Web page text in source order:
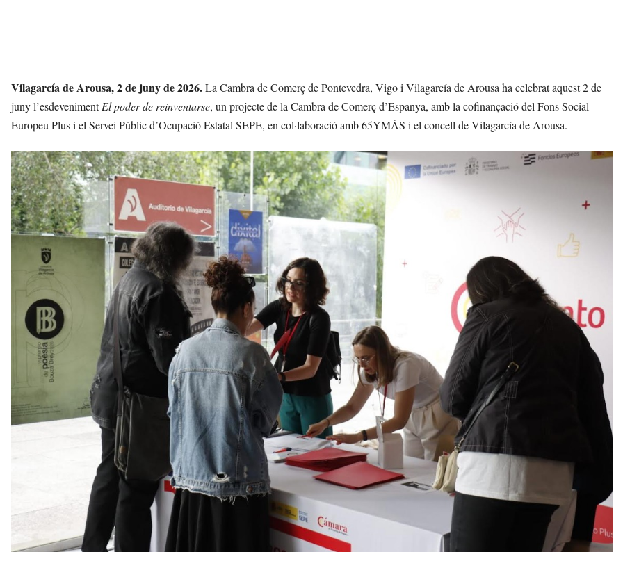
Vilagarcía de Arousa, 2 de juny de 2026.La Cambra de Comerç de Pontevedra, Vigo i Vilagarcía de Arousa ha celebrat aquest 2 de
juny l’esdevenimentEl poder de reinventarse, un projecte de la Cambra de Comerç d’Espanya, amb la cofinançació del Fons Social
Europeu Plus i el Servei Públic d’Ocupació Estatal SEPE, en col·laboració amb 65YMÁS i el concell de Vilagarcía de Arousa.